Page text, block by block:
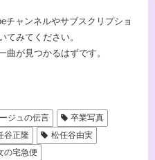
チャンネルやサブスクリプショ
てみてください。
曲が見つかるはずです。
ジュの伝言
卒業写真
谷正隆
松任谷由実
の宅急便